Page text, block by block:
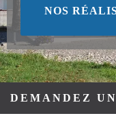
NOS
DEMANDEZ